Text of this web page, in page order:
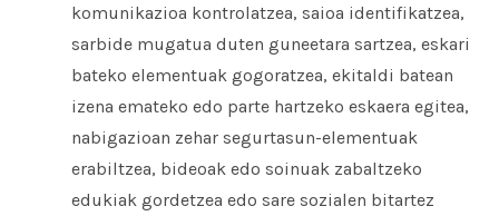
komunikazioa kontrolatzea, saioa identifikatzea,
sarbide mugatua duten guneetara sartzea, eskari
bateko elementuak gogoratzea, ekitaldi batean
izena emateko edo parte hartzeko eskaera egitea,
nabigazioan zehar segurtasun-elementuak
erabiltzea, bideoak edo soinuak zabaltzeko
edukiak gordetzea edo sare sozialen bitartez